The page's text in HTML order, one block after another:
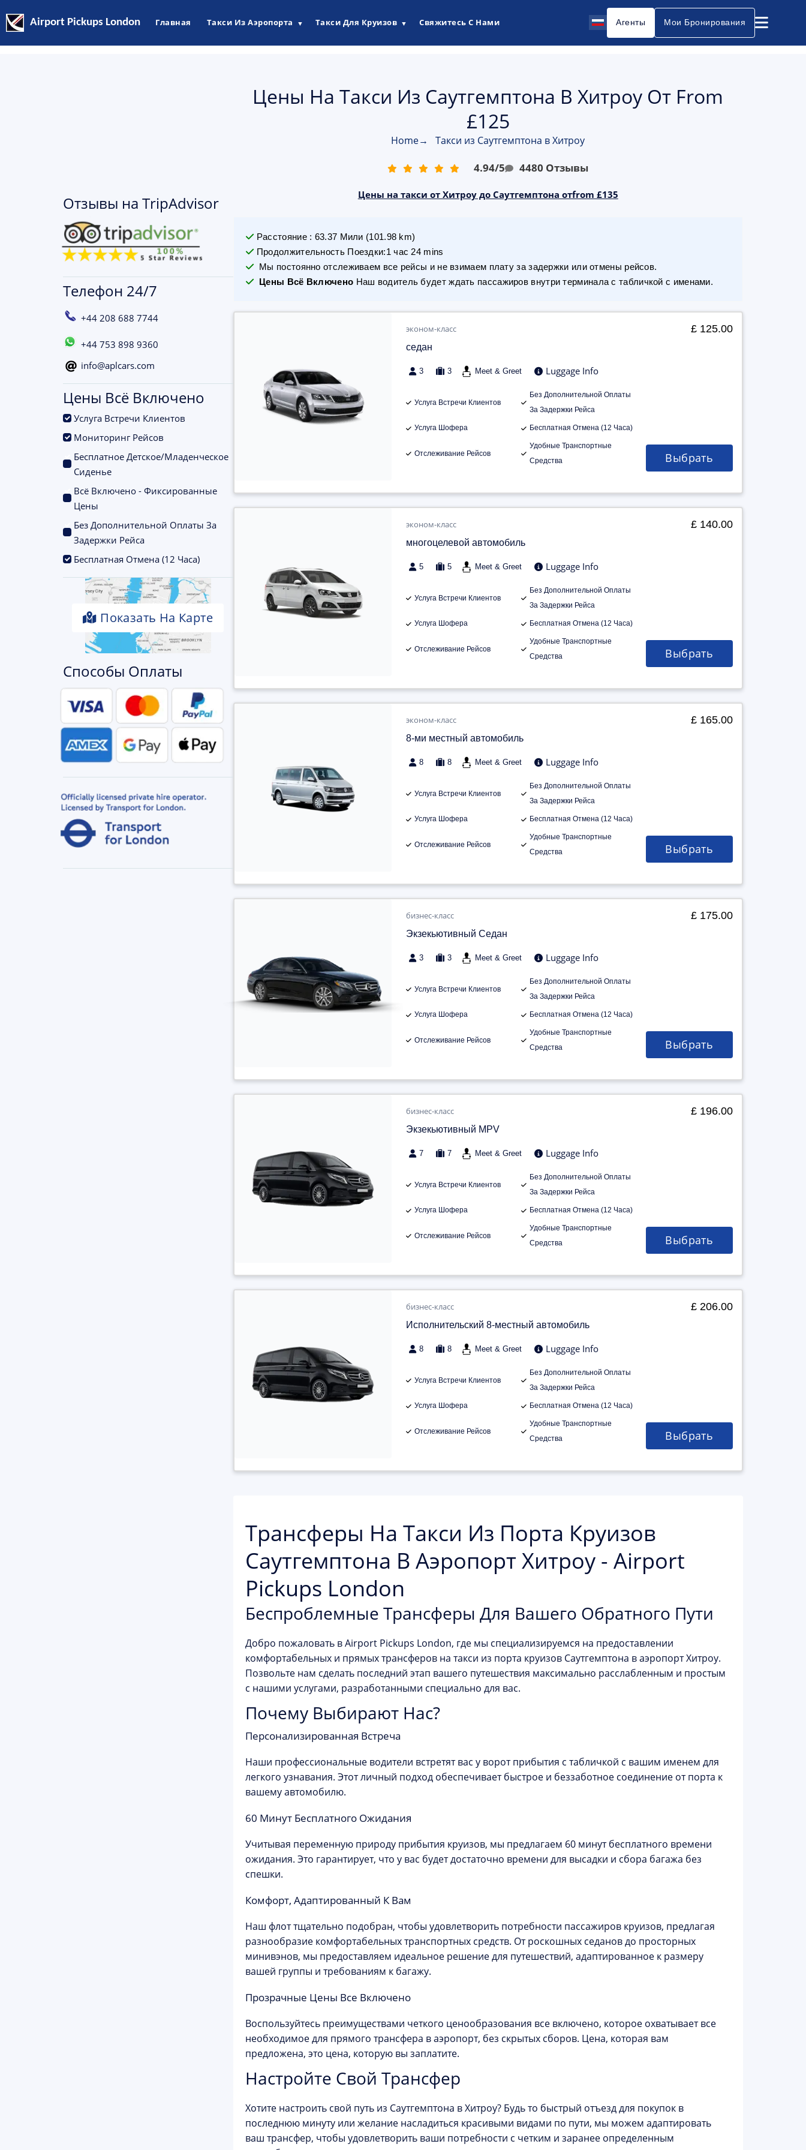
Airport Pickups London Главная Такси Из Аэропорта ▼ Такси Для Круизов ▼ Свяжитесь С Нами Агенты Мои Бронирования
Отзывы на TripAdvisor
Телефон 24/7
+44 208 688 7744
+44 753 898 9360
info@aplcars.com
Цены Всё Включено
Услуга Встречи Клиентов
Мониторинг Рейсов
Бесплатное Детское/Младенческое
Сиденье
Всё Включено - Фиксированные
Цены
Без Дополнительной Оплаты За
Задержки Рейса
Бесплатная Отмена (12 Часа)
Показать На Карте
Способы Оплаты
Цены На Такси Из Саутгемптона В Хитроу От From
£125
Home→ Такси из Саутгемптона в Хитроу
4.94/5 4480 Отзывы
Цены на такси от Хитроу до Саутгемптона отfrom £135
Расстояние: 63.37 Мили (101.98 km)
Продолжительность Поездки:1 час 24 mins
Мы постоянно отслеживаем все рейсы и не взимаем плату за задержки или отмены рейсов.
Цены Всё Включено Наш водитель будет ждать пассажиров внутри терминала с табличкой с именами.
эконом-класс
седан
3 3 Meet & Greet Luggage Info
Услуга Встречи Клиентов
Без Дополнительной Оплаты
За Задержки Рейса
Услуга Шофера Бесплатная Отмена (12 Часа)
Отслеживание Рейсов
Удобные Транспортные
Средства
£ 125.00
Выбрать
эконом-класс
многоцелевой автомобиль
5 5 Meet & Greet Luggage Info
Услуга Встречи Клиентов
Без Дополнительной Оплаты
За Задержки Рейса
Услуга Шофера Бесплатная Отмена (12 Часа)
Отслеживание Рейсов
Удобные Транспортные
Средства
£ 140.00
Выбрать
эконом-класс
8-ми местный автомобиль
8 8 Meet & Greet Luggage Info
Услуга Встречи Клиентов
Без Дополнительной Оплаты
За Задержки Рейса
Услуга Шофера Бесплатная Отмена (12 Часа)
Отслеживание Рейсов
Удобные Транспортные
Средства
£ 165.00
Выбрать
бизнес-класс
Экзекьютивный Седан
3 3 Meet & Greet Luggage Info
Услуга Встречи Клиентов
Без Дополнительной Оплаты
За Задержки Рейса
Услуга Шофера Бесплатная Отмена (12 Часа)
Отслеживание Рейсов
Удобные Транспортные
Средства
£ 175.00
Выбрать
бизнес-класс
Экзекьютивный MPV
7 7 Meet & Greet Luggage Info
Услуга Встречи Клиентов
Без Дополнительной Оплаты
За Задержки Рейса
Услуга Шофера Бесплатная Отмена (12 Часа)
Отслеживание Рейсов
Удобные Транспортные
Средства
£ 196.00
Выбрать
бизнес-класс
Исполнительский 8-местный автомобиль
8 8 Meet & Greet Luggage Info
Услуга Встречи Клиентов
Без Дополнительной Оплаты
За Задержки Рейса
Услуга Шофера Бесплатная Отмена (12 Часа)
Отслеживание Рейсов
Удобные Транспортные
Средства
£ 206.00
Выбрать
Трансферы На Такси Из Порта Круизов
Саутгемптона В Аэропорт Хитроу - Airport
Pickups London
Беспроблемные Трансферы Для Вашего Обратного Пути
Добро пожаловать в Airport Pickups London, где мы специализируемся на предоставлении
комфортабельных и прямых трансферов на такси из порта круизов Саутгемптона в аэропорт Хитроу.
Позвольте нам сделать последний этап вашего путешествия максимально расслабленным и простым
с нашими услугами, разработанными специально для вас.
Почему Выбирают Нас?
Персонализированная Встреча
Наши профессиональные водители встретят вас у ворот прибытия с табличкой с вашим именем для
легкого узнавания. Этот личный подход обеспечивает быстрое и беззаботное соединение от порта к
вашему автомобилю.
60 Минут Бесплатного Ожидания
Учитывая переменную природу прибытия круизов, мы предлагаем 60 минут бесплатного времени
ожидания. Это гарантирует, что у вас будет достаточно времени для высадки и сбора багажа без
спешки.
Комфорт, Адаптированный К Вам
Наш флот тщательно подобран, чтобы удовлетворить потребности пассажиров круизов, предлагая
разнообразие комфортабельных транспортных средств. От роскошных седанов до просторных
минивэнов, мы предоставляем идеальное решение для путешествий, адаптированное к размеру
вашей группы и требованиям к багажу.
Прозрачные Цены Все Включено
Воспользуйтесь преимуществами четкого ценообразования все включено, которое охватывает все
необходимое для прямого трансфера в аэропорт, без скрытых сборов. Цена, которая вам
предложена, это цена, которую вы заплатите.
Настройте Свой Трансфер
Хотите настроить свой путь из Саутгемптона в Хитроу? Будь то быстрый отъезд для покупок в
последнюю минуту или желание насладиться красивыми видами по пути, мы можем адаптировать
ваш трансфер, чтобы удовлетворить ваши потребности с четким и заранее определенным